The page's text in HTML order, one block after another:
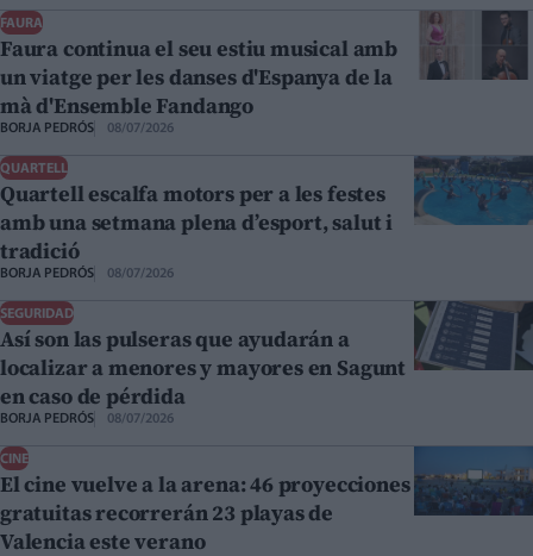
FAURA
Faura continua el seu estiu musical amb
un viatge per les danses d'Espanya de la
mà d'Ensemble Fandango
BORJA PEDRÓS 08/07/2026
QUARTELL
Quartell escalfa motors per a les festes
amb una setmana plena d’esport, salut i
tradició
BORJA PEDRÓS 08/07/2026
SEGURIDAD
Así son las pulseras que ayudarán a
localizar a menores y mayores en Sagunt
en caso de pérdida
BORJA PEDRÓS 08/07/2026
CINE
El cine vuelve a la arena: 46 proyecciones
gratuitas recorrerán 23 playas de
Valencia este verano